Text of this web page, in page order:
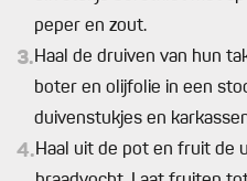
peper en zout.
3.Haal de druiven van hun
boter en olijfolie in een
duivenstukjes en
4.Haal uit de pot en fruit de